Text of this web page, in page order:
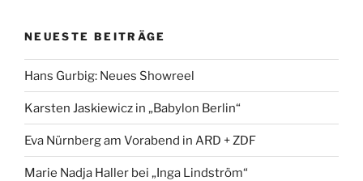
NEUESTE BEITRÄGE
Hans Gurbig: Neues Showreel
Karsten Jaskiewicz in „Babylon Berlin“
Eva Nürnberg am Vorabend in ARD + ZDF
Marie Nadja Haller bei „Inga Lindström“